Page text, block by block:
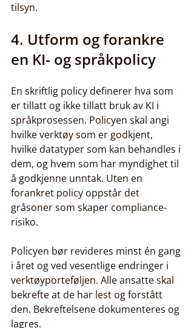
tilsyn.
4. Utform og forankre
en KI- og språkpolicy
En skriftlig policy definerer hva som
er tillatt og ikke tillatt bruk av KI i
språkprosessen. Policyen skal angi
hvilke verktøy som er godkjent,
hvilke datatyper som kan behandles i
dem, og hvem som har myndighet til
å godkjenne unntak. Uten en
forankret policy oppstår det
gråsoner som skaper compliance-
risiko.
Policyen bør revideres minst én gang
i året og ved vesentlige endringer i
verktøyporteføljen. Alle ansatte skal
bekrefte at de har lest og forstått
den. Bekreftelsene dokumenteres og
lagres.